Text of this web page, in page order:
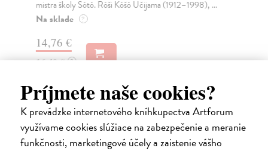
Príjmete naše cookies?
K prevádzke internetového kníhkupectva Artforum
využívame cookies slúžiace na zabezpečenie a meranie
funkčnosti, marketingové účely a zaistenie vášho
mistra školy Sótó. Róši Kóšó Učijama (1912–1998), ...
Na sklade ?
14,76 €
16,40 € ?